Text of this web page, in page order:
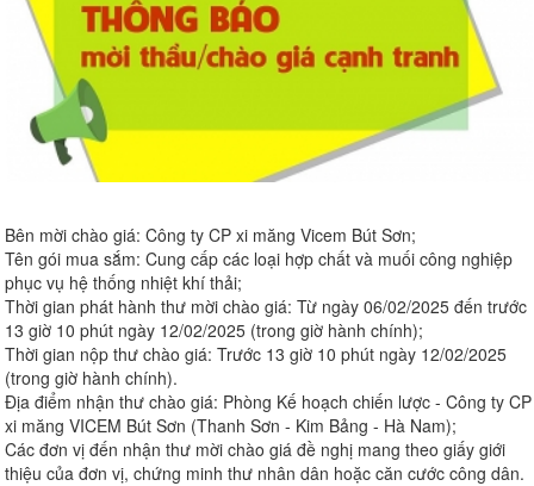
Bên mời chào giá: Công ty CP xi măng Vicem Bút Sơn;
Tên gói mua sắm: Cung cấp các loại hợp chất và muối công nghiệp
phục vụ hệ thống nhiệt khí thải;
Thời gian phát hành thư mời chào giá: Từ ngày 06/02/2025 đến trước
13 giờ 10 phút ngày 12/02/2025 (trong giờ hành chính);
Thời gian nộp thư chào giá: Trước 13 giờ 10 phút ngày 12/02/2025
(trong giờ hành chính).
Địa điểm nhận thư chào giá: Phòng Kế hoạch chiến lược - Công ty CP
xi măng VICEM Bút Sơn (Thanh Sơn - Kim Bảng - Hà Nam);
Các đơn vị đến nhận thư mời chào giá đề nghị mang theo giấy giới
thiệu của đơn vị, chứng minh thư nhân dân hoặc căn cước công dân.